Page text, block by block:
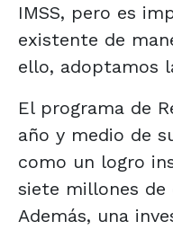
IMSS, pero es
existente de
ello, adoptamos
El programa de
año y medio de
como un logro
siete millones de
Además, una